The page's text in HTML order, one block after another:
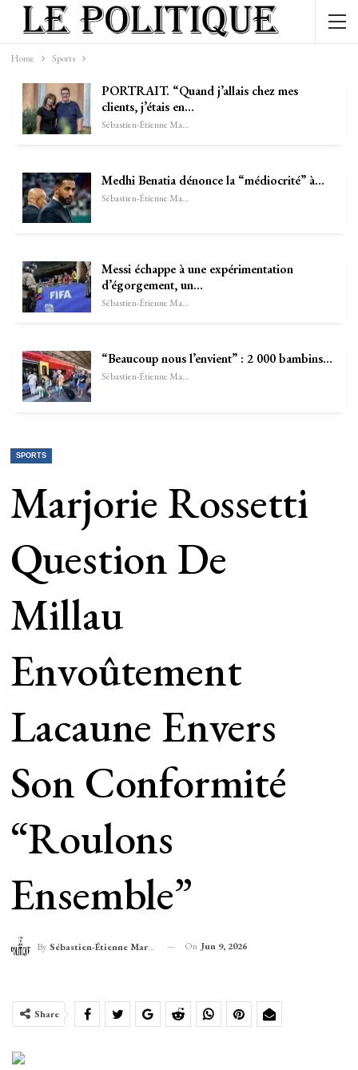
Home Sports
PORTRAIT. “Quand j’allais chez mes
clients, j’étais en…
Sébastien-Étienne Marechal
Medhi Benatia dénonce la “médiocrité” à…
Sébastien-Étienne Marechal
Messi échappe à une expérimentation
d’égorgement, un…
Sébastien-Étienne Marechal
“Beaucoup nous l’envient” : 2 000 bambins…
Sébastien-Étienne Marechal
SPORTS
Marjorie Rossetti
Question De
Millau
Envoûtement
Lacaune Envers
Son Conformité
“Roulons
Ensemble”
By Sébastien-Étienne Marechal On Jun 9, 2026
Share